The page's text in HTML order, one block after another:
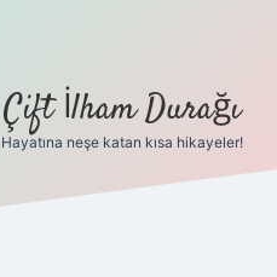
Çift İlham Durağı
Hayatına neşe katan kısa hikayeler!